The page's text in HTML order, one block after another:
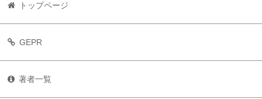
トップページ
GEPR
著者一覧